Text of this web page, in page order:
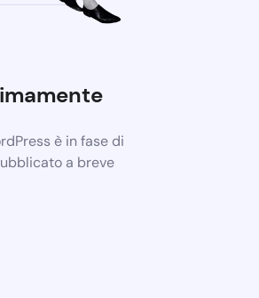
è in fase di
a breve